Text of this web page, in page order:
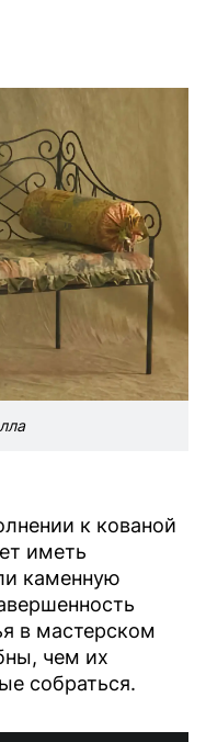
к кованой
иметь
каменную
в мастерском
чем их
собраться.